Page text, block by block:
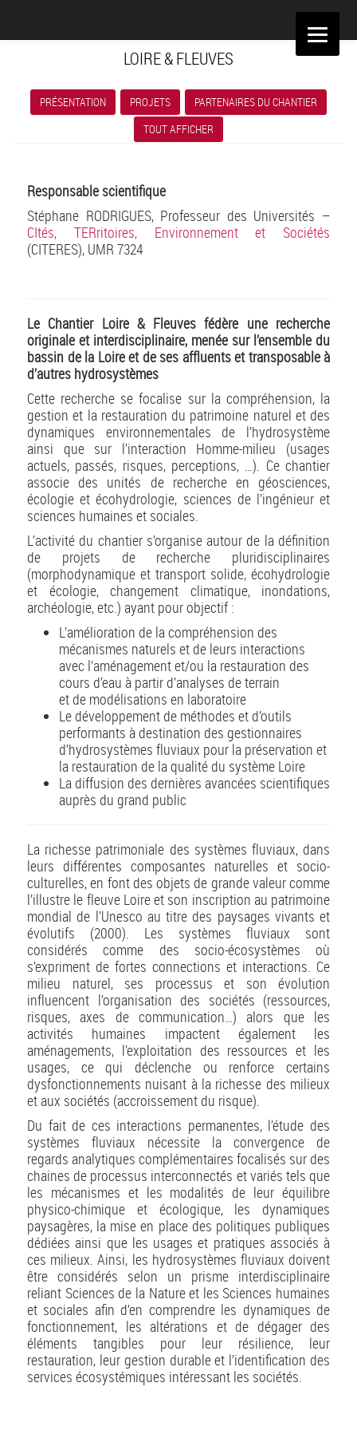
Aller
LOIRE & FLEUVES
PRÉSENTATION PROJETS
PARTENAIRES DU CHANTIER
TOUT AFFICHER
Responsable scientifique
Stéphane RODRIGUES, Professeur des Universités –
CItés, TERritoires, Environnement et Sociétés
(CITERES), UMR 7324
Le Chantier Loire & Fleuves fédère une recherche
originale et interdisciplinaire, menée sur l’ensemble du
bassin de la Loire et de ses affluents et transposable à
d’autres hydrosystèmes
Cette recherche se focalise sur la compréhension, la
gestion et la restauration du patrimoine naturel et des
dynamiques environnementales de l’hydrosystème
ainsi que sur l’interaction Homme-milieu (usages
actuels, passés, risques, perceptions, …). Ce chantier
associe des unités de recherche en géosciences,
écologie et écohydrologie, sciences de l’ingénieur et
sciences humaines et sociales.
L’activité du chantier s’organise autour de la définition
de projets de recherche pluridisciplinaires
(morphodynamique et transport solide, écohydrologie
et écologie, changement climatique, inondations,
archéologie, etc.) ayant pour objectif :
L’amélioration de la compréhension des
mécanismes naturels et de leurs interactions
avec l’aménagement et/ou la restauration des
cours d’eau à partir d’analyses de terrain
et de modélisations en laboratoire
Le développement de méthodes et d’outils
performants à destination des gestionnaires
d’hydrosystèmes fluviaux pour la préservation et
la restauration de la qualité du système Loire
La diffusion des dernières avancées scientifiques
auprès du grand public
La richesse patrimoniale des systèmes fluviaux, dans
leurs différentes composantes naturelles et socio-
culturelles, en font des objets de grande valeur comme
l’illustre le fleuve Loire et son inscription au patrimoine
mondial de l’Unesco au titre des paysages vivants et
évolutifs (2000). Les systèmes fluviaux sont
considérés comme des socio-écosystèmes où
s’expriment de fortes connections et interactions. Ce
milieu naturel, ses processus et son évolution
influencent l’organisation des sociétés (ressources,
risques, axes de communication…) alors que les
activités humaines impactent également les
aménagements, l’exploitation des ressources et les
usages, ce qui déclenche ou renforce certains
dysfonctionnements nuisant à la richesse des milieux
et aux sociétés (accroissement du risque).
Du fait de ces interactions permanentes, l’étude des
systèmes fluviaux nécessite la convergence de
regards analytiques complémentaires focalisés sur des
chaines de processus interconnectés et variés tels que
les mécanismes et les modalités de leur équilibre
physico-chimique et écologique, les dynamiques
paysagères, la mise en place des politiques publiques
dédiées ainsi que les usages et pratiques associés à
ces milieux. Ainsi, les hydrosystèmes fluviaux doivent
être considérés selon un prisme interdisciplinaire
reliant Sciences de la Nature et les Sciences humaines
et sociales afin d’en comprendre les dynamiques de
fonctionnement, les altérations et de dégager des
éléments tangibles pour leur résilience, leur
restauration, leur gestion durable et l’identification des
services écosystémiques intéressant les sociétés.